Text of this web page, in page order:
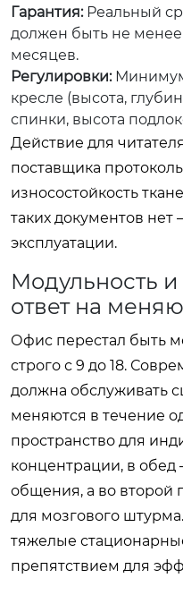
Гарантия:Реальный
должен быть не менее
месяцев.
Регулировки:Минимум
кресле (высота,
спинки, высота
Действие для
поставщика
износостойкость
таких документов нет
эксплуатации.
Модульность
ответ на
Офис перестал быть
строго с 9 до 18.
должна обслуживать
меняются в течение
пространство для
концентрации, в
общения, а во второй
для мозгового
тяжелые
препятствием для